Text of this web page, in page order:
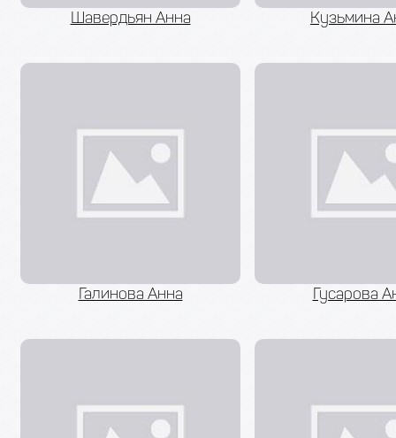
Шавердьян Анна Кузьмина
Галинова Анна Гусарова